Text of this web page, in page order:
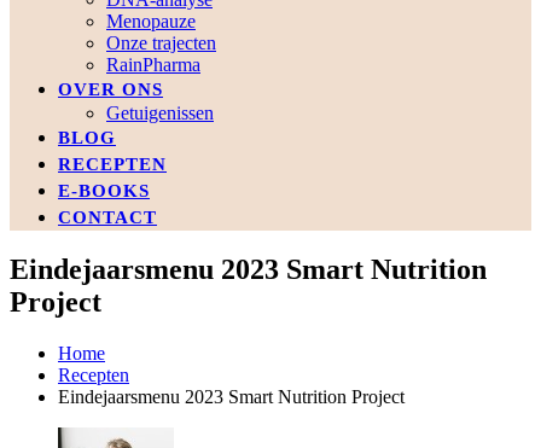
Menopauze
Onze trajecten
RainPharma
OVER ONS
Getuigenissen
BLOG
RECEPTEN
E-BOOKS
CONTACT
Eindejaarsmenu 2023 Smart Nutrition
Project
Home
Recepten
Eindejaarsmenu 2023 Smart Nutrition Project